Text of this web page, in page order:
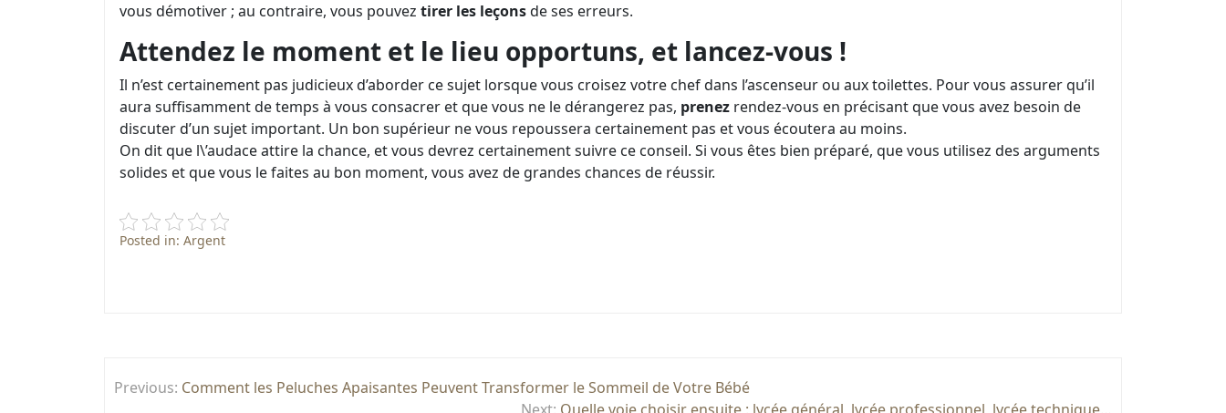
vous démotiver ; au contraire, vous pouvez tirer les leçonsde ses erreurs.
Attendez le moment et le lieu opportuns, et lancez-vous !
Il n’est certainement pas judicieux d’aborder ce sujet lorsque vous croisez votre chef dans l’ascenseur ou aux toilettes. Pour vous assurer qu’il
aura suffisamment de temps à vous consacrer et que vous ne le dérangerez pas, prenez rendez-vous en précisant que vous avez besoin de
discuter d’un sujet important. Un bon supérieur ne vous repoussera certainement pas et vous écoutera au moins.
On dit que l\’audace attire la chance, et vous devrez certainement suivre ce conseil. Si vous êtes bien préparé, que vous utilisez des arguments
solides et que vous le faites au bon moment, vous avez de grandes chances de réussir.
Posted in: Argent
Post
Previous: Comment les Peluches Apaisantes Peuvent Transformer le Sommeil de Votre Bébé